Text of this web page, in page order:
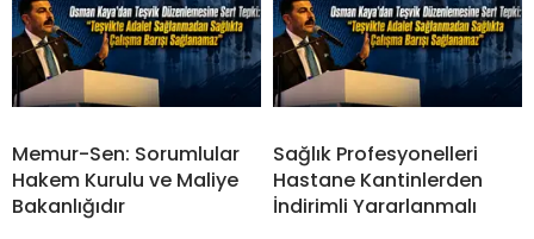
Memur-Sen: Sorumlular
Hakem Kurulu ve Maliye
Bakanlığıdır
Sağlık Profesyonelleri
Hastane Kantinlerden
İndirimli Yararlanmalı